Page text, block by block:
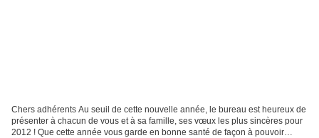
Chers adhérents Au seuil de cette nouvelle année, le bureau est heureux de
présenter à chacun de vous et à sa famille, ses vœux les plus sincères pour
2012 ! Que cette année vous garde en bonne santé de façon à pouvoir